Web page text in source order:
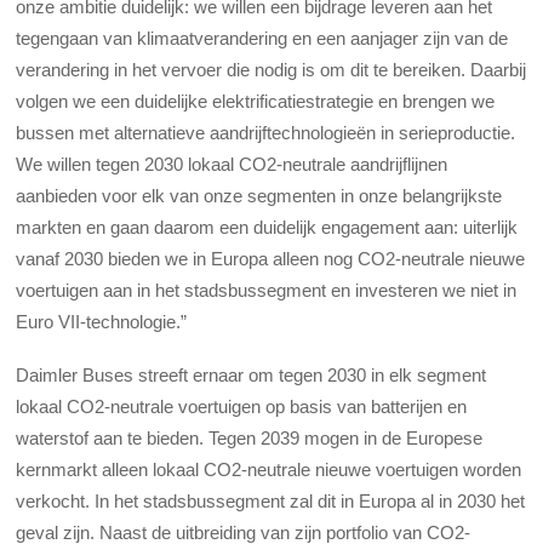
onze ambitie duidelijk: we willen een bijdrage leveren aan het
tegengaan van klimaatverandering en een aanjager zijn van de
verandering in het vervoer die nodig is om dit te bereiken. Daarbij
volgen we een duidelijke elektrificatiestrategie en brengen we
bussen met alternatieve aandrijftechnologieën in serieproductie.
We willen tegen 2030 lokaal CO2-neutrale aandrijflijnen
aanbieden voor elk van onze segmenten in onze belangrijkste
markten en gaan daarom een ​​duidelijk engagement aan: uiterlijk
vanaf 2030 bieden we in Europa alleen nog CO2-neutrale nieuwe
voertuigen aan in het stadsbussegment en investeren we niet in
Euro VII-technologie.”
Daimler Buses streeft ernaar om tegen 2030 in elk segment
lokaal CO2-neutrale voertuigen op basis van batterijen en
waterstof aan te bieden. Tegen 2039 mogen in de Europese
kernmarkt alleen lokaal CO2-neutrale nieuwe voertuigen worden
verkocht. In het stadsbussegment zal dit in Europa al in 2030 het
geval zijn. Naast de uitbreiding van zijn portfolio van CO2-